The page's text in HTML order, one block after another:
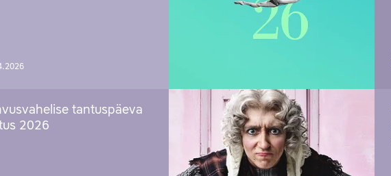
tantuspäeva
2026